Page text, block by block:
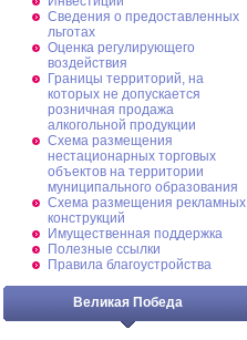
Сведения о предоставленных
льготах
Оценка регулирующего
воздействия
Границы территорий, на
которых не допускается
розничная продажа
алкогольной продукции
Схема размещения
нестационарных торговых
объектов на территории
муниципального образования
Схема размещения рекламных
конструкций
Имущественная поддержка
Полезные ссылки
Правила благоустройства
Великая Победа